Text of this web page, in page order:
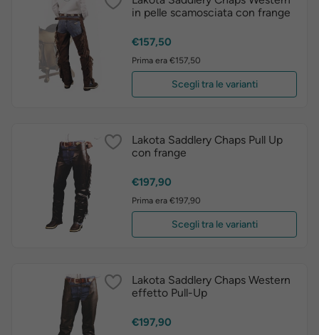
in pelle scamosciata con frange
Prezzo
€157,50
Prima era €157,50
Scegli tra le varianti
Lakota Saddlery Chaps Pull Up
con frange
Prezzo
€197,90
Prima era €197,90
Scegli tra le varianti
Lakota Saddlery Chaps Western
effetto Pull-Up
Prezzo
€197,90